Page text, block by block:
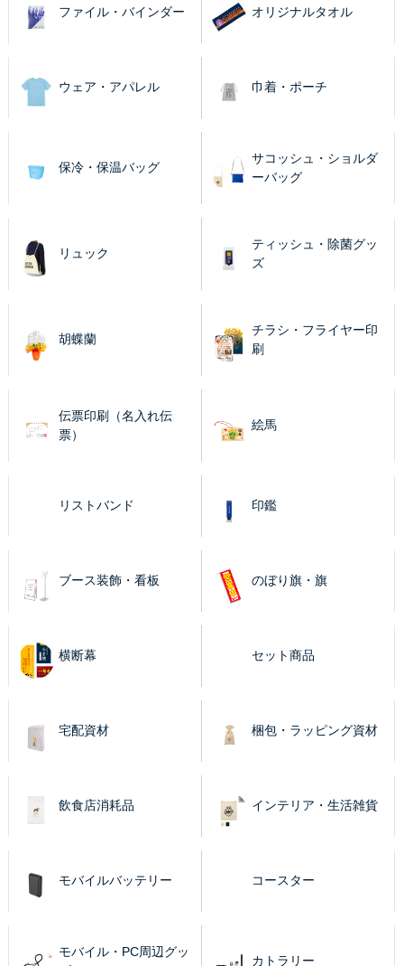
ファイル・バインダー オリジナルタオル
ウェア・アパレル 巾着・ポーチ
保冷・保温バッグ
サコッシュ・ショルダ
ーバッグ
リュック
ティッシュ・除菌グッ
ズ
胡蝶蘭
チラシ・フライヤー印
刷
伝票印刷（名入れ伝
票）
絵馬
リストバンド 印鑑
ブース装飾・看板 のぼり旗・旗
横断幕 セット商品
宅配資材 梱包・ラッピング資材
飲食店消耗品 インテリア・生活雑貨
モバイルバッテリー コースター
モバイル・PC周辺グッ
カトラリー